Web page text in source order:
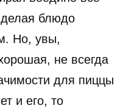
делая блюдо
Но, увы,
не всегда
для пиццы
и его, то